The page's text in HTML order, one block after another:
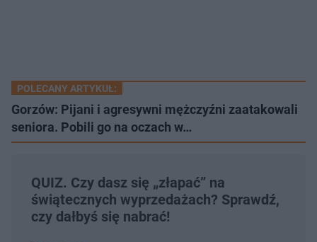
POLECANY ARTYKUŁ:
Gorzów: Pijani i agresywni mężczyźni zaatakowali
seniora. Pobili go na oczach w…
QUIZ. Czy dasz się „złapać” na
świątecznych wyprzedażach? Sprawdź,
czy dałbyś się nabrać!